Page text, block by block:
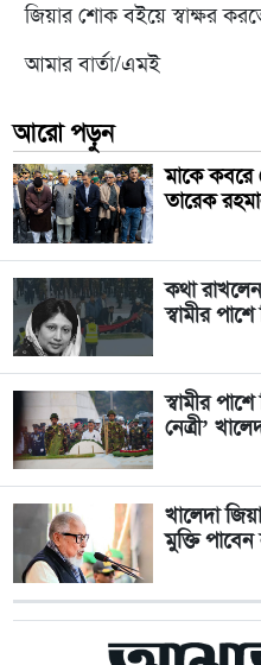
জিয়ার শোক বইয়ে স্বাক্ষর
আমার বার্তা/এমই
আরো পড়ুন
মাকে কবরে
তারেক
কথা
স্বামীর পাশে
স্বামীর
নেত্রী’
খালেদা
মুক্তি